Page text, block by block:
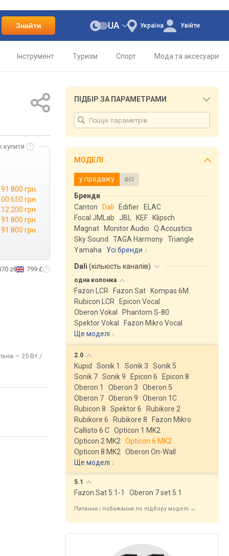
Знайти Україна
UA Увійти
Інструмент Туризм Спорт Мода та аксесуари
купити
91 800 грн.
650 грн.
200 грн.
91 800 грн.
91 800 грн.
zł 799 £
— 25 Вт /
ПІДБІР ЗА ПАРАМЕТРАМИ
МОДЕЛІ
у продажу всі
Бренди
Canton
Dali Edifier
ELAC
Focal JMLab
JBL KEF
Klipsch
Magnat
Monitor Audio
Q Acoustics
Sky Sound
TAGA Harmony Triangle
Yamaha
Усі бренди
Dali (кількість каналів)
одна колонка
Fazon LCR Fazon Sat
Kompas 6M
Rubicon LCR
Epicon Vocal
Oberon Vokal
Phantom S-80
Spektor Vokal
Fazon Mikro Vocal
Ще моделі ↓
2.0
Kupid Sonik 1 Sonik 3
Sonik 5
Sonik 7 Sonik 9 Epicon 6
Epicon 8
Oberon 1
Oberon 3
Oberon 5
Oberon 7 Oberon 9
Oberon 1C
Rubicon 8
Spektor 6
Rubikore 2
Rubikore 6
Rubikore 8
Fazon Mikro
Callisto 6 C Opticon 1 MK2
Opticon 2 MK2
Opticon 6 MK2
Opticon 8 MK2
Oberon On-Wall
Ще моделі ↓
5.1
Fazon Sat 5.1-1 Oberon 7 set 5.1
Питання і побажання по підбору моделі →